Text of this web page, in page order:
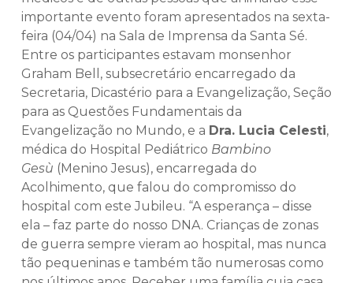
importante evento foram apresentados na sexta-
feira (04/04) na Sala de Imprensa da Santa Sé.
Entre os participantes estavam monsenhor
Graham Bell, subsecretário encarregado da
Secretaria, Dicastério para a Evangelização, Seção
para as Questões Fundamentais da
Evangelização no Mundo, e a Dra. Lucia Celesti,
médica do Hospital Pediátrico Bambino
Gesù (Menino Jesus), encarregada do
Acolhimento, que falou do compromisso do
hospital com este Jubileu. “A esperança – disse
ela – faz parte do nosso DNA. Crianças de zonas
de guerra sempre vieram ao hospital, mas nunca
tão pequeninas e também tão numerosas como